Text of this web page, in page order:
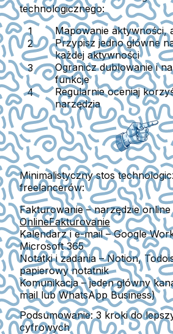
technologicznego:
Mapowanie aktywności,
Przypisz jedno główne
każdej aktywności
Ogranicz dublowanie i
funkcje
Regularnie oceniaj
narzędzia
Minimalistyczny stos
freelancerów:
Fakturowanie– narzędzie online
OnlineFakturovanie
Kalendarz i e-mail– Google
Microsoft 365
Notatki i zadania – Notion,
papierowy notatnik
Komunikacja– jeden główny
mail lub WhatsApp Business)
Podsumowanie: 3 kroki do
cyfrowych